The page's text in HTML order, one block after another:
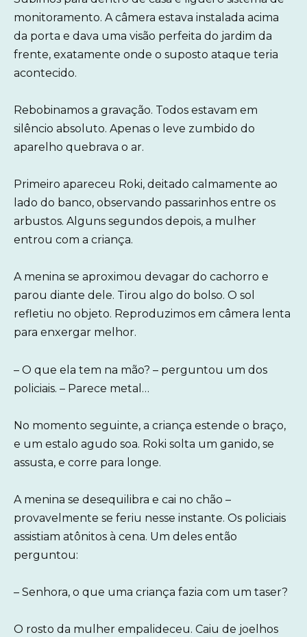
monitoramento. A câmera estava instalada acima
da porta e dava uma visão perfeita do jardim da
frente, exatamente onde o suposto ataque teria
acontecido.
Rebobinamos a gravação. Todos estavam em
silêncio absoluto. Apenas o leve zumbido do
aparelho quebrava o ar.
Primeiro apareceu Roki, deitado calmamente ao
lado do banco, observando passarinhos entre os
arbustos. Alguns segundos depois, a mulher
entrou com a criança.
A menina se aproximou devagar do cachorro e
parou diante dele. Tirou algo do bolso. O sol
refletiu no objeto. Reproduzimos em câmera lenta
para enxergar melhor.
– O que ela tem na mão? – perguntou um dos
policiais. – Parece metal…
No momento seguinte, a criança estende o braço,
e um estalo agudo soa. Roki solta um ganido, se
assusta, e corre para longe.
A menina se desequilibra e cai no chão –
provavelmente se feriu nesse instante. Os policiais
assistiam atônitos à cena. Um deles então
perguntou:
– Senhora, o que uma criança fazia com um taser?
O rosto da mulher empalideceu. Caiu de joelhos